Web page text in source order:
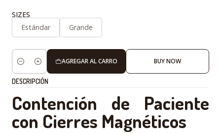
SIZES
Estándar
Grande
Cantidad
AGREGAR AL CARRO BUY NOW
DESCRIPCIÓN
Contención de Paciente
con Cierres Magnéticos